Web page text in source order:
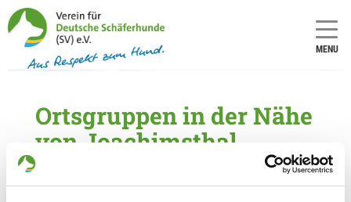
MENU
Ortsgruppen in der Nähe
von Joachimsthal
5 Ortsgruppen im Umkreis von 40 km gefunden